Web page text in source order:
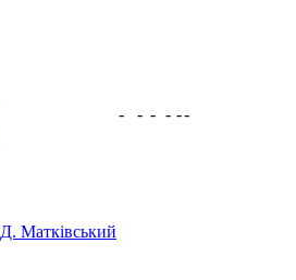
Д. Матківський
- - - - --